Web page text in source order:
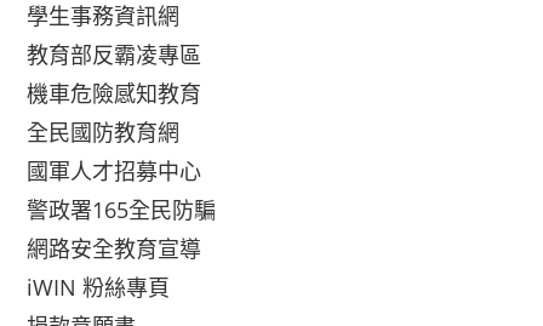
學生事務資訊網
教育部反霸凌專區
機車危險感知教育
全民國防教育網
國軍人才招募中心
警政署165全民防騙
網路安全教育宣導
iWIN 粉絲專頁